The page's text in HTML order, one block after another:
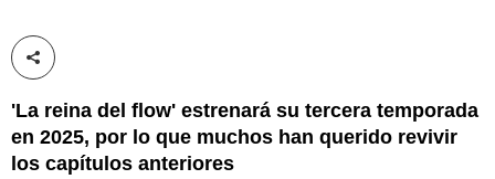
Compartir esta noticia
'La reina del flow' estrenará su tercera temporada
en 2025, por lo que muchos han querido revivir
los capítulos anteriores